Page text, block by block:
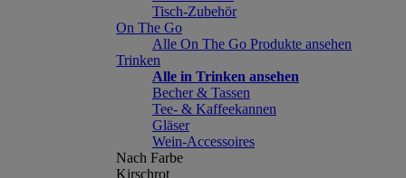
Tisch-Zubehör
On The Go
Alle On The Go Produkte ansehen
Trinken
Alle in Trinken ansehen
Becher & Tassen
Tee- & Kaffeekannen
Gläser
Wein-Accessoires
Nach Farbe
Kirschrot